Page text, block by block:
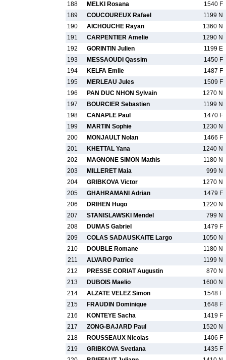
188
MELKI Rosana
1540 F
189
COUCOUREUX Rafael 1199 N
190
AICHOUCHE Rayan 1360 N
191
CARPENTIER Amelie
1290 N
192
GORINTIN Julien 1199 E
193
MESSAOUDI Qassim 1450 F
194
KELFA Emile
1487 F
195
MERLEAU Jules 1509 F
196
PAN DUC NHON Sylvain 1270 N
197
BOURCIER Sebastien 1199 N
198
CANAPLE Paul 1470 F
199
MARTIN Sophie
1230 N
200
MONJAULT Nolan 1466 F
201
KHETTAL Yana
1240 N
202
MAGNONE SIMON Mathis 1180 N
203
MILLERET Maia
999 N
204
GRIBKOVA Victor 1270 N
205
GHAHRAMANI Adrian 1479 F
206
DRIHEN Hugo 1220 N
207
STANISLAWSKI Mendel 799 N
208
DUMAS Gabriel 1479 F
209
COLAS SADAUSKAITE Largo 1050 N
210
DOUBLE Romane
1180 N
211
ALVARO Patrice
1199 N
212
PRESSE CORIAT Augustin 870 N
213
DUBOIS Maelio 1600 N
214
ALZATE VELEZ Simon 1548 F
215
FRAUDIN Dominique 1648 F
216
KONTEYE Sacha 1419 F
217
ZONG-BAJARD Paul 1520 N
218
ROUSSEAUX Nicolas 1406 F
219
GRIBKOVA Svetlana
1435 F